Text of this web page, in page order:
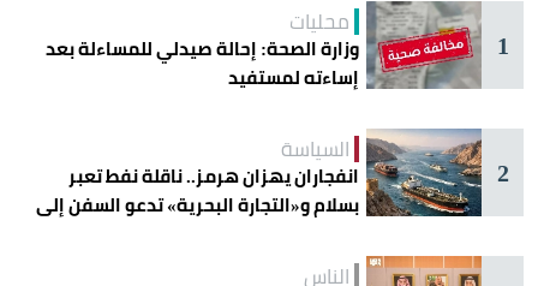
1
محليات
وزارة الصحة: إحالة صيدلي للمساءلة بعد
إساءته لمستفيد
2
السياسة
انفجاران يهزان هرمز.. ناقلة نفط تعبر
بسلام و«التجارة البحرية» تدعو السفن إلى
الناس